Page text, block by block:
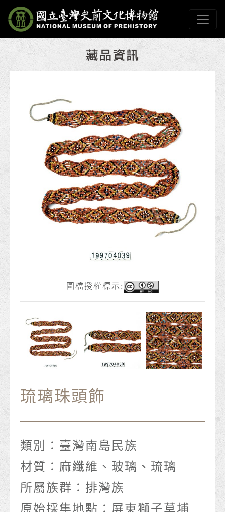
跳到主要內容
國立臺灣史前文化博物
網頁導覽
圖檔授權標示:
琉璃珠頭飾
類別： 臺灣南島民族
材質： 麻纖維、玻璃、琉璃
所屬族群： 排灣族
原始採集地點： 屏東獅子草埔